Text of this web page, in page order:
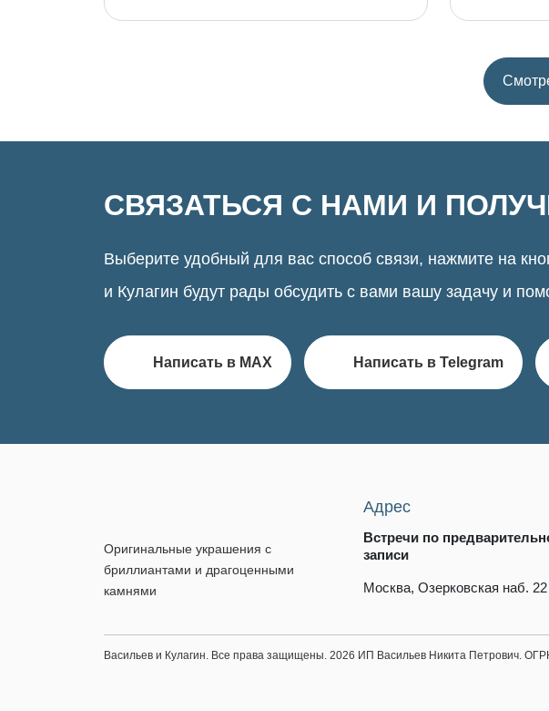
СВЯЗАТЬСЯ С НАМИ И
Выберите удобный для вас способ связи, нажмите на
и Кулагин будут рады обсудить с вами вашу задачу и
Написать в MAX Написать в Telegram
Оригинальные украшения с
бриллиантами и драгоценными
камнями
Адрес
Встречи по
записи
Москва, Озерковская наб.
Васильев и Кулагин. Все права защищены. 2026 ИП Васильев Никита Петрович.